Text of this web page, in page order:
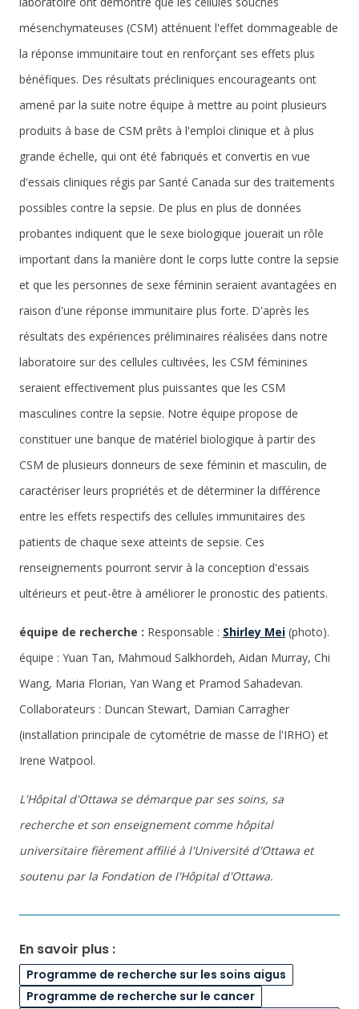
mésenchymateuses (CSM) atténuent l'effet dommageable de
la réponse immunitaire tout en renforçant ses effets plus
bénéfiques. Des résultats précliniques encourageants ont
amené par la suite notre équipe à mettre au point plusieurs
produits à base de CSM prêts à l'emploi clinique et à plus
grande échelle, qui ont été fabriqués et convertis en vue
d'essais cliniques régis par Santé Canada sur des traitements
possibles contre la sepsie. De plus en plus de données
probantes indiquent que le sexe biologique jouerait un rôle
important dans la manière dont le corps lutte contre la sepsie
et que les personnes de sexe féminin seraient avantagées en
raison d'une réponse immunitaire plus forte. D'après les
résultats des expériences préliminaires réalisées dans notre
laboratoire sur des cellules cultivées, les CSM féminines
seraient effectivement plus puissantes que les CSM
masculines contre la sepsie. Notre équipe propose de
constituer une banque de matériel biologique à partir des
CSM de plusieurs donneurs de sexe féminin et masculin, de
caractériser leurs propriétés et de déterminer la différence
entre les effets respectifs des cellules immunitaires des
patients de chaque sexe atteints de sepsie. Ces
renseignements pourront servir à la conception d'essais
ultérieurs et peut-être à améliorer le pronostic des patients.
équipe de recherche : Responsable : Shirley Mei (photo).
équipe : Yuan Tan, Mahmoud Salkhordeh, Aidan Murray, Chi
Wang, Maria Florian, Yan Wang et Pramod Sahadevan.
Collaborateurs : Duncan Stewart, Damian Carragher
(installation principale de cytométrie de masse de l'IRHO) et
Irene Watpool.
L'Hôpital d'Ottawa se démarque par ses soins, sa
recherche et son enseignement comme hôpital
universitaire fièrement affilié à l'Université d'Ottawa et
soutenu par la Fondation de l'Hôpital d'Ottawa.
En savoir plus :
Programme de recherche sur les soins aigus
Programme de recherche sur le cancer